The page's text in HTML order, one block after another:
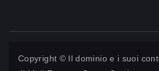
Copyright © Il dominio e i suoi